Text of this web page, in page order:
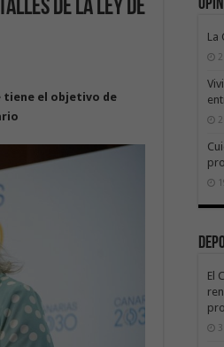
de la Ley de
tiene el objetivo de
La
El